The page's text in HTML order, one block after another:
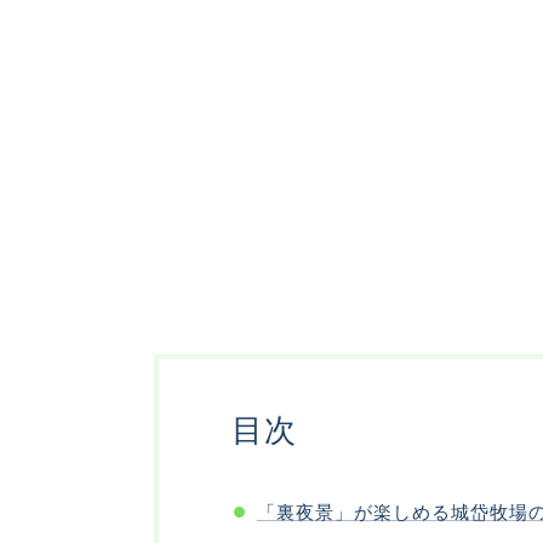
目次
「裏夜景」が楽しめる城岱牧場